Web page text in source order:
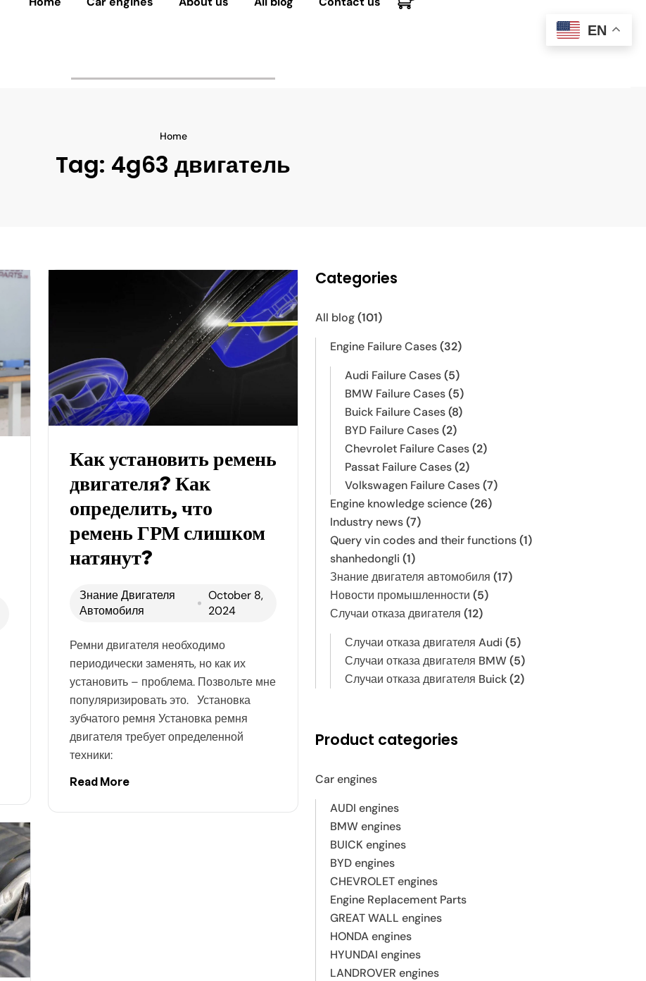
Home
Tag: 4g63 двигатель
Как установить ремень
двигателя? Как
определить, что
ремень ГРМ слишком
натянут?
Знание Двигателя
Автомобиля
October 8,
2024
Ремни двигателя необходимо
периодически заменять, но как их
установить – проблема. Позвольте мне
популяризировать это. Установка
зубчатого ремня Установка ремня
двигателя требует определенной
техники:
Read More
Categories
All blog(101)
Engine Failure Cases(32)
Audi Failure Cases(5)
BMW Failure Cases(5)
Buick Failure Cases(8)
BYD Failure Cases(2)
Chevrolet Failure Cases(2)
Passat Failure Cases(2)
Volkswagen Failure Cases(7)
Engine knowledge science(26)
Industry news(7)
Query vin codes and their functions(1)
shanhedongli (1)
Знание двигателя автомобиля (17)
Новости промышленности (5)
Случаи отказа двигателя (12)
Случаи отказа двигателя Audi (5)
Случаи отказа двигателя BMW(5)
Случаи отказа двигателя Buick(2)
Product categories
Car engines
AUDI engines
BMW engines
BUICK engines
BYD engines
CHEVROLET engines
Engine Replacement Parts
GREAT WALL engines
HONDA engines
HYUNDAI engines
LANDROVER engines
EN